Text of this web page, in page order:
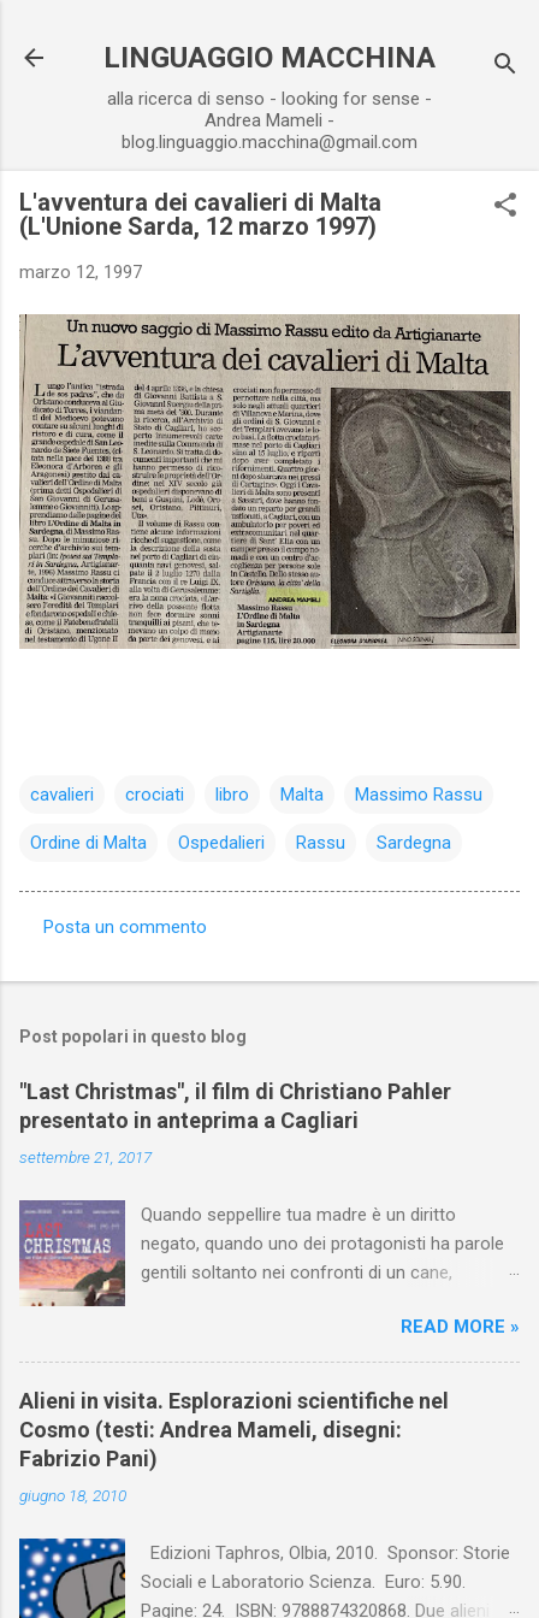
LINGUAGGIO MACCHINA
alla ricerca di senso - looking for sense -
Andrea Mameli -
blog.linguaggio.macchina@gmail.com
L'avventura dei cavalieri di Malta
(L'Unione Sarda, 12 marzo 1997)
marzo 12, 1997
cavalieri crociati libro Malta Massimo Rassu
Ordine di Malta Ospedalieri Rassu Sardegna
o
e
n
t
Posta un commento
Post popolari in questo blog
"Last Christmas", il film di Christiano Pahler
presentato in anteprima a Cagliari
settembre 21, 2017
Quando seppellire tua madre è un diritto
negato, quando uno dei protagonisti ha parole
gentili soltanto nei confronti di un cane,
mirto", allora significa che sei dentro un film che
ti racconta qualcosa di serio, ma facendo
ridere. Come in Last Christmas , l'opera prima
di Christiano Pahler presentata in anteprima a
Cagliari il 20 Settembre 2017. Sarà nelle sale
dal 28 Settembre In questo film riecheggia il
contro l'incomunicabilità nei rapporti tra fratelli
e con i concittadini del paese. Non passa
READ MORE »
Alieni in visita. Esplorazioni scientifiche nel
Cosmo (testi: Andrea Mameli, disegni:
Fabrizio Pani)
giugno 18, 2010
Edizioni Taphros, Olbia, 2010. Sponsor: Storie
Sociali e Laboratorio Scienza. Euro: 5.90.
Pagine: 24. ISBN: 9788874320868. Due alieni